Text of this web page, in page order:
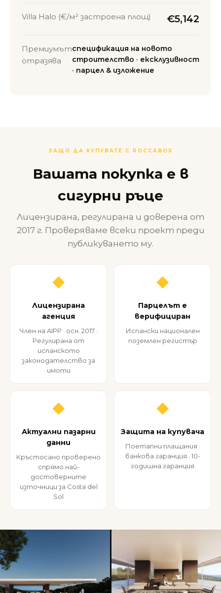
Villa Halo (€/м² застроена площ) €5,142
Премиумът
отразява
спецификация на новото
строителство · ексклузивност
· парцел & изложение
ЗАЩО ДА КУПУВАТЕ С ROCCABOX
Вашата покупка е в
сигурни ръце
Лицензирана, регулирана и доверена от
2017 г. Проверяваме всеки проект преди
публикуването му.
◆
Лицензирана
агенция
Член на AIPP · осн. 2017 ·
Регулирана от
испанското
законодателство за
имоти
◆
Парцелът е
верифициран
Испански национален
поземлен регистър
◆
Актуални пазарни
данни
Кръстосано проверено
спрямо най-
достоверните
източници за Costa del
Sol
◆
Защита на купувача
Поетапни плащания ·
банкова гаранция · 10-
годишна гаранция